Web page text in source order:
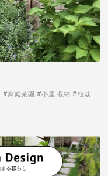
家庭菜園 小屋 収納
植栽